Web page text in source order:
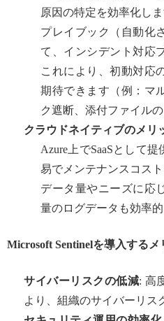
原因の特定を効率化しま
プレイブック（自動化
て、インシデント対応
これにより、初動対応
期待できます（例：マ
ク遮断、添付ファイル
クラウドネイティブのメリ
Azure上でSaaSとして
易でメンテナンスコスト
データ量やニーズに応
量のログデータも効率的
Microsoft Sentinelを導入するメ
サイバーリスクの低減: 高
より、組織のサイバーリス